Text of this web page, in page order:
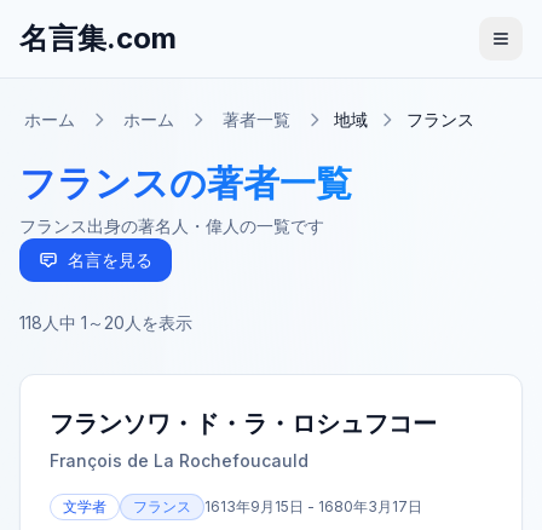
名言集.com
ホーム ホーム 著者一覧 地域 フランス
フランスの著者一覧
フランス出身の著名人・偉人の一覧です
名言を見る
118 人中 1 ～ 20 人を表示
フランソワ・ド・ラ・ロシュフコー
François de La Rochefoucauld
文学者 フランス 1613年9月15日 - 1680年3月17日